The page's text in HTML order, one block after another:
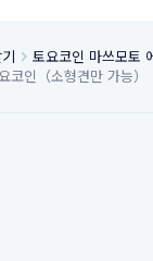
토요코인 마쓰모토
코인（소형견만 가능）